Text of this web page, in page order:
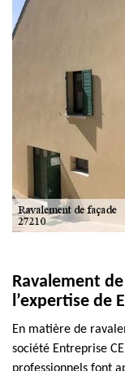
Ravalement
l’expertise de
En matière de
société Entreprise